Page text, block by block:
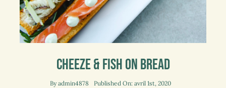
Cheeze & Fish On Bread
Byadmin4878
Published On: avril 1st, 2020